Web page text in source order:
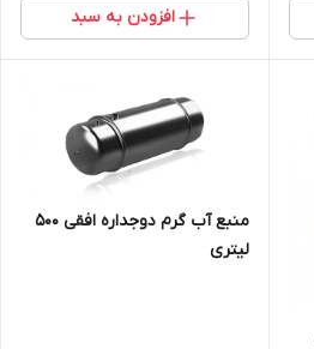
افزودن به سبد
منبع آب گرم دوجداره افقی 500
لیتری